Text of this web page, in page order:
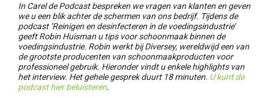
In Carel de Podcast bespreken we vragen van klanten en geven
we u een blik achter de schermen van ons bedrijf. Tijdens de
podcast ‘Reinigen en desinfecteren in de voedingsindustrie’
geeft Robin Huisman u tips voor schoonmaak binnen de
voedingsindustrie. Robin werkt bij Diversey, wereldwijd een van
de grootste producenten van schoonmaakproducten voor
professioneel gebruik. Hieronder vindt u enkele highlights van
het interview. Het gehele gesprek duurt 18 minuten. U kunt de
podcast hier beluisteren.